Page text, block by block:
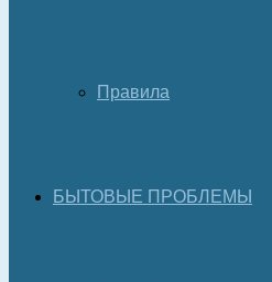
Правила
БЫТОВЫЕ ПРОБЛЕМЫ